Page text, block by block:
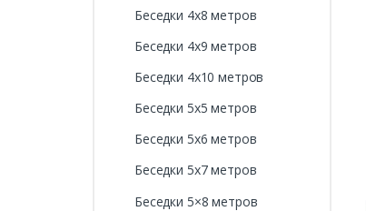
Беседки 4х8 метров
Беседки 4х9 метров
Беседки 4х10 метров
Беседки 5х5 метров
Беседки 5х6 метров
Беседки 5х7 метров
Беседки 5×8 метров